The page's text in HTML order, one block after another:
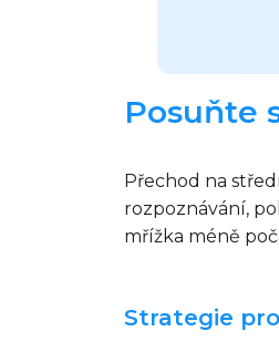
Posuňte
Přechod na
rozpoznávání,
mřížka méně
Strategie